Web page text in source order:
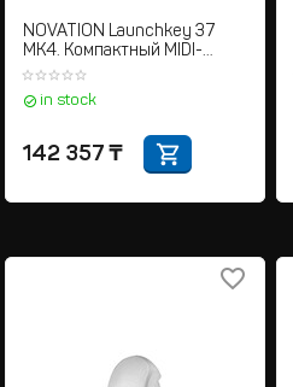
NOVATION Launchkey 37
MK4. Компактный MIDI-
контроллер с 37 клавишами
и USB-подключением
in stock
142 357 ₸